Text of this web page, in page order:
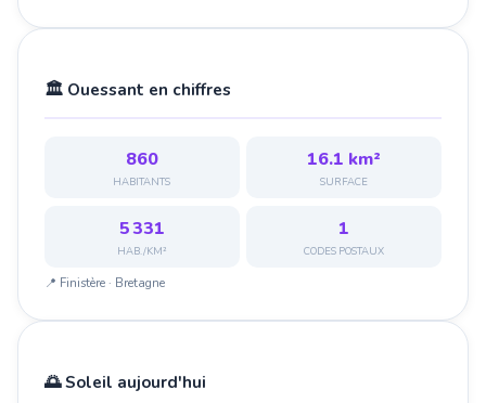
🏛️ Ouessant en chiffres
860
HABITANTS
16.1 km²
SURFACE
5 331
HAB./KM²
1
CODES POSTAUX
📍 Finistère · Bretagne
🌅 Soleil aujourd'hui